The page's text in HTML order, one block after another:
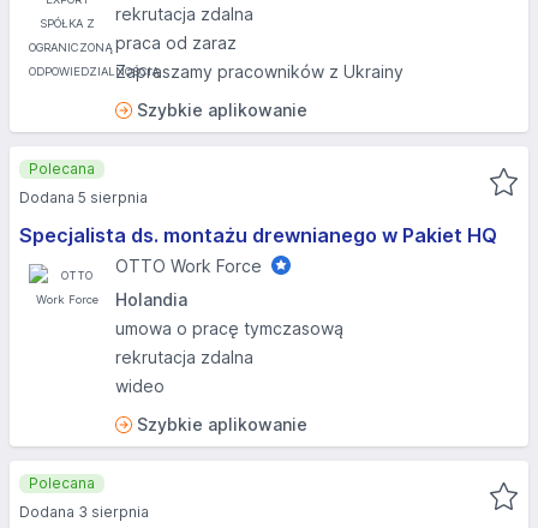
rekrutacja zdalna
praca od zaraz
Zapraszamy pracowników z Ukrainy
Szybkie aplikowanie
Specjalista ds. montażu drewnianego w Pakiet HQ
OTTO Work Force
Holandia
umowa o pracę tymczasową
rekrutacja zdalna
wideo
Szybkie aplikowanie
Polecana
Dodana 5 sierpnia
Polecana
Dodana 3 sierpnia